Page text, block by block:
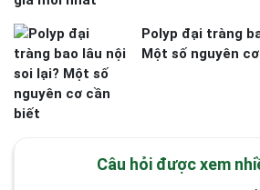
Polyp đại tràng
Một số nguyên
Câu hỏi được xem